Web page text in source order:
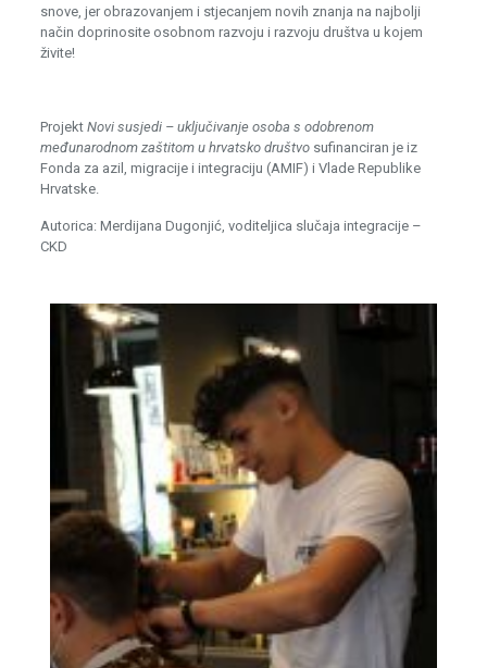
snove, jer obrazovanjem i stjecanjem novih znanja na najbolji
način doprinosite osobnom razvoju i razvoju društva u kojem
živite!
Projekt Novi susjedi – uključivanje osoba s odobrenom
međunarodnom zaštitom u hrvatsko društvosufinanciran je iz
Fonda za azil, migracije i integraciju (AMIF) i Vlade Republike
Hrvatske.
Autorica: Merdijana Dugonjić, voditeljica slučaja integracije –
CKD